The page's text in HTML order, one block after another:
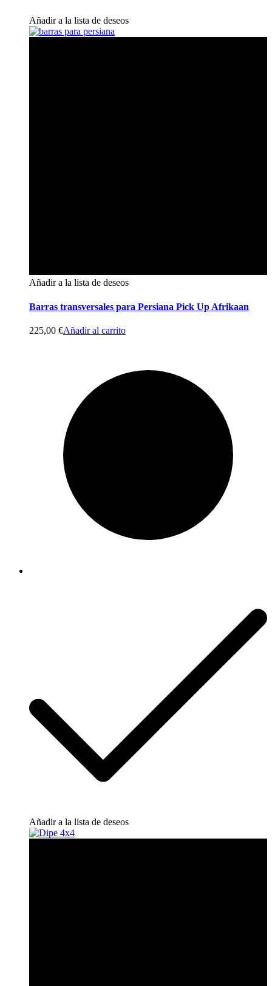
Añadir a la lista de deseos
Añadir a la lista de deseos
Barras transversales para Persiana Pick Up Afrikaan
225,00 €Añadir al carrito
Añadir a la lista de deseos